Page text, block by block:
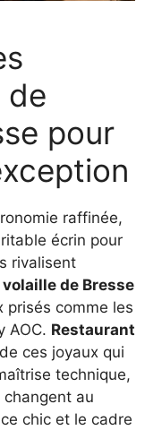
de
pour
raffinée,
écrin pour
rivalisent
volaille de Bresse
prisés comme les
AOC. Restaurant
ces joyaux qui
technique,
au
chic et le cadre